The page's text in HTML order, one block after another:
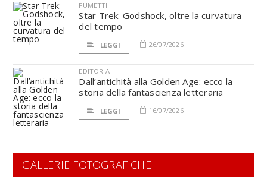
FUMETTI
Star Trek: Godshock, oltre la curvatura
del tempo
LEGGI 26/07/2026
EDITORIA
Dall’antichità alla Golden Age: ecco la
storia della fantascienza letteraria
LEGGI 16/07/2026
GALLERIE FOTOGRAFICHE